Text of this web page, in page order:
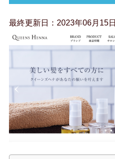
最終更新日： 2023年06月15日